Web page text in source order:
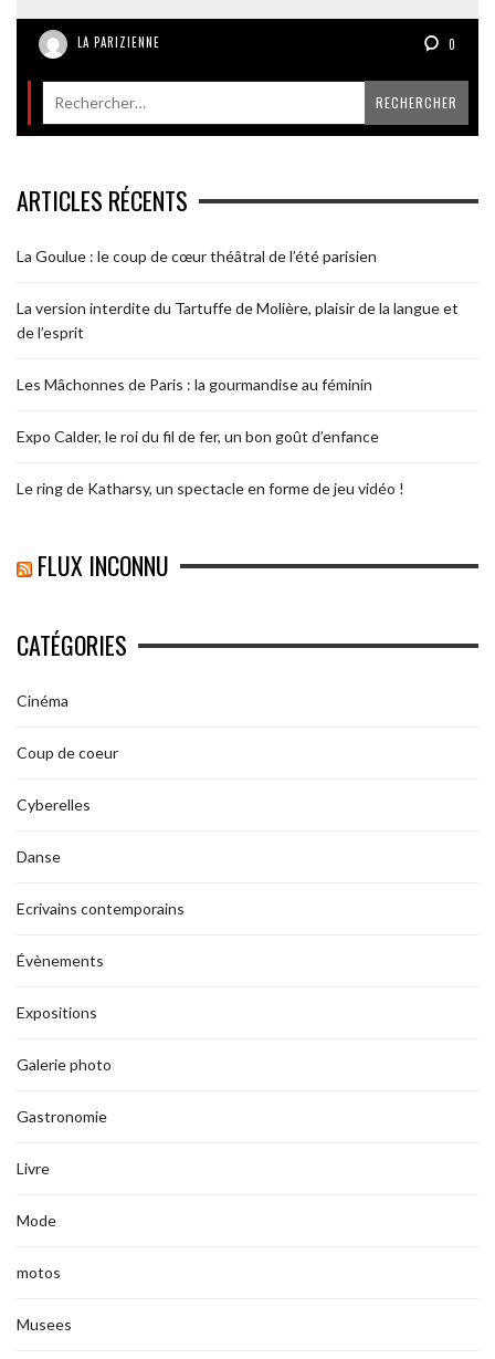
LA PARIZIENNE 0
ARTICLES RÉCENTS
La Goulue : le coup de cœur théâtral de l’été parisien
La version interdite du Tartuffe de Molière, plaisir de la langue et
de l’esprit
Les Mâchonnes de Paris : la gourmandise au féminin
Expo Calder, le roi du fil de fer, un bon goût d’enfance
Le ring de Katharsy, un spectacle en forme de jeu vidéo !
FLUX INCONNU
CATÉGORIES
Cinéma
Coup de coeur
Cyberelles
Danse
Ecrivains contemporains
Évènements
Expositions
Galerie photo
Gastronomie
Livre
Mode
motos
Musees